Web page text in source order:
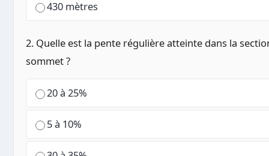
430 mètres
2. Quelle est la pente régulière atteinte dans la
sommet ?
20 à 25%
5 à 10%